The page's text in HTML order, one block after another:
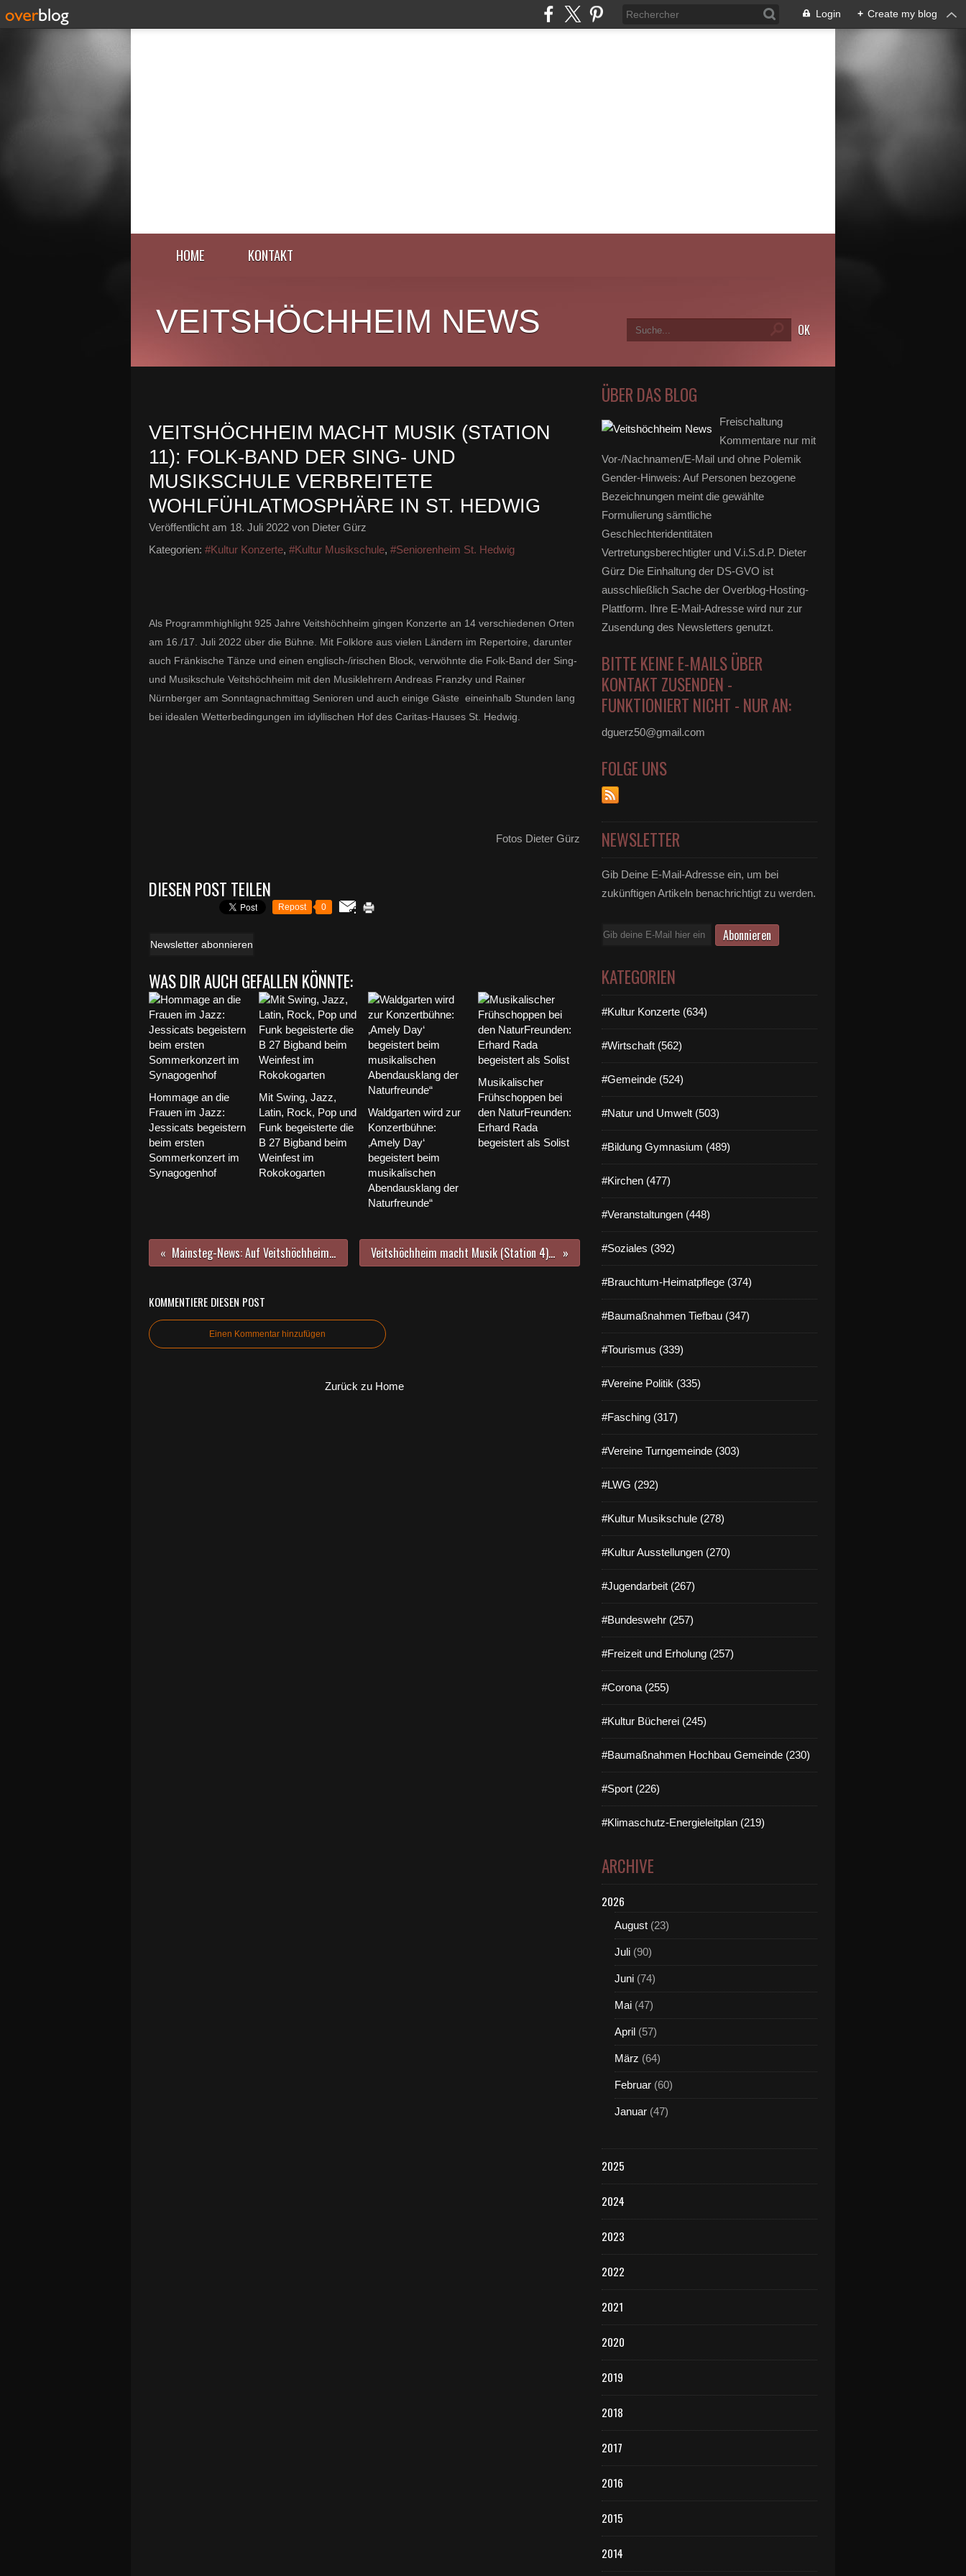
Login + Create my blog
HOME KONTAKT
VEITSHÖCHHEIM NEWS
VEITSHÖCHHEIM MACHT MUSIK (STATION
11): FOLK-BAND DER SING- UND
MUSIKSCHULE VERBREITETE
WOHLFÜHLATMOSPHÄRE IN ST. HEDWIG
Veröffentlicht am 18. Juli 2022 von Dieter Gürz
Kategorien: #Kultur Konzerte, #Kultur Musikschule, #Seniorenheim St. Hedwig
Als Programmhighlight 925 Jahre Veitshöchheim gingen Konzerte an 14 verschiedenen Orten
am 16./17. Juli 2022 über die Bühne. Mit Folklore aus vielen Ländern im Repertoire, darunter
auch Fränkische Tänze und einen englisch-/irischen Block, verwöhnte die Folk-Band der Sing-
und Musikschule Veitshöchheim mit den Musiklehrern Andreas Franzky und Rainer
Nürnberger am Sonntagnachmittag Senioren und auch einige Gäste eineinhalb Stunden lang
bei idealen Wetterbedingungen im idyllischen Hof des Caritas-Hauses St. Hedwig.
Fotos Dieter Gürz
DIESEN POST TEILEN
Repost 0
Newsletter abonnieren
WAS DIR AUCH GEFALLEN KÖNNTE:
Hommage an die
Frauen im Jazz:
Jessicats begeistern
beim ersten
Sommerkonzert im
Synagogenhof
Mit Swing, Jazz,
Latin, Rock, Pop und
Funk begeisterte die
B 27 Bigband beim
Weinfest im
Rokokogarten
Waldgarten wird zur
Konzertbühne:
‚Amely Day‘
begeistert beim
musikalischen
Abendausklang der
Naturfreunde“
Musikalischer
Frühschoppen bei
den NaturFreunden:
Erhard Rada
begeistert als Solist
Mainsteg-News: Auf Veitshöchheimer Seite wurde heute der Treppenturm angeliefert Veitshöchheim macht Musik (Station 4): Gelungener erster öffentlicher Auftritt der Sendelband
KOMMENTIERE DIESEN POST
Einen Kommentar hinzufügen
Zurück zu Home
ÜBER DAS BLOG
Freischaltung
Kommentare nur mit
Vor-/Nachnamen/E-Mail und ohne Polemik
Gender-Hinweis: Auf Personen bezogene
Bezeichnungen meint die gewählte
Formulierung sämtliche
Geschlechteridentitäten
Vertretungsberechtigter und V.i.S.d.P. Dieter
Gürz Die Einhaltung der DS-GVO ist
ausschließlich Sache der Overblog-Hosting-
Plattform. Ihre E-Mail-Adresse wird nur zur
Zusendung des Newsletters genutzt.
BITTE KEINE E-MAILS ÜBER
KONTAKT ZUSENDEN -
FUNKTIONIERT NICHT - NUR AN:
dguerz50@gmail.com
FOLGE UNS
NEWSLETTER
Gib Deine E-Mail-Adresse ein, um bei
zukünftigen Artikeln benachrichtigt zu werden.
E-
KATEGORIEN
#Kultur Konzerte (634)
#Wirtschaft (562)
#Gemeinde (524)
#Natur und Umwelt (503)
#Bildung Gymnasium (489)
#Kirchen (477)
#Veranstaltungen (448)
#Soziales (392)
#Brauchtum-Heimatpflege (374)
#Baumaßnahmen Tiefbau (347)
#Tourismus (339)
#Vereine Politik (335)
#Fasching (317)
#Vereine Turngemeinde (303)
#LWG (292)
#Kultur Musikschule (278)
#Kultur Ausstellungen (270)
#Jugendarbeit (267)
#Bundeswehr (257)
#Freizeit und Erholung (257)
#Corona (255)
#Kultur Bücherei (245)
#Baumaßnahmen Hochbau Gemeinde (230)
#Sport (226)
#Klimaschutz-Energieleitplan (219)
ARCHIVE
2026
August (23)
Juli (90)
Juni (74)
Mai (47)
April (57)
März (64)
Februar (60)
Januar (47)
2025
2024
2023
2022
2021
2020
2019
2018
2017
2016
2015
2014